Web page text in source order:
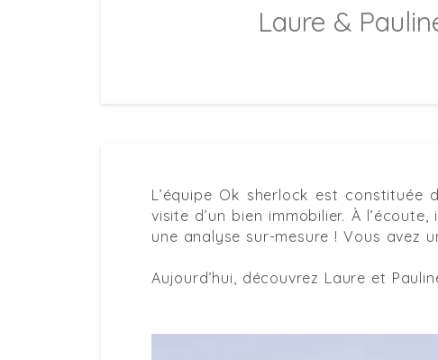
Laure &
L’équipe Ok sherlock est
visite d’un bien immobilier. À
une analyse sur-mesure ! Vous avez
Aujourd’hui, découvrez Laure et